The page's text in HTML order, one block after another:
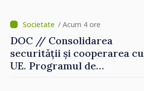
/ Acum 4 ore
DOC // Consolidarea
securității și cooperarea cu
UE. Programul de